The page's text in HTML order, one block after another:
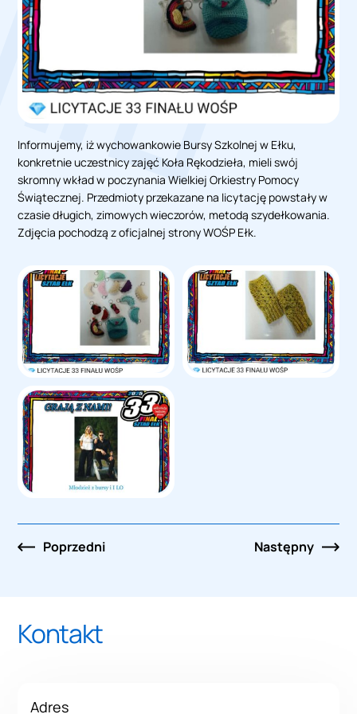
Informujemy, iż wychowankowie Bursy Szkolnej w Ełku,
konkretnie uczestnicy zajęć Koła Rękodzieła, mieli swój
skromny wkład w poczynania Wielkiej Orkiestry Pomocy
Świątecznej. Przedmioty przekazane na licytację powstały w
czasie długich, zimowych wieczorów, metodą szydełkowania.
Zdjęcia pochodzą z oficjalnej strony WOŚP Ełk.
Nawigacja
Poprzedni Następny
Kontakt
Adres